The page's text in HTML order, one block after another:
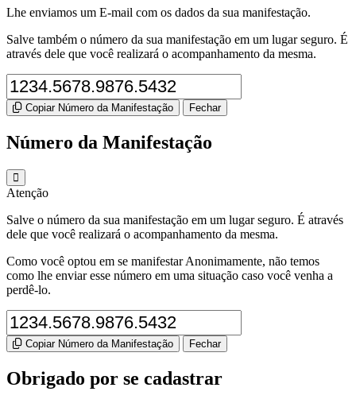
Lhe enviamos um E-mail com os dados da sua manifestação.
Salve também o número da sua manifestação em um lugar seguro. É
através dele que você realizará o acompanhamento da mesma.
Copiar Número da Manifestação Fechar
Número da Manifestação
Atenção
Salve o número da sua manifestação em um lugar seguro. É através
dele que você realizará o acompanhamento da mesma.
Como você optou em se manifestar Anonimamente, não temos
como lhe enviar esse número em uma situação caso você venha a
perdê-lo.
Copiar Número da Manifestação Fechar
Obrigado por se cadastrar